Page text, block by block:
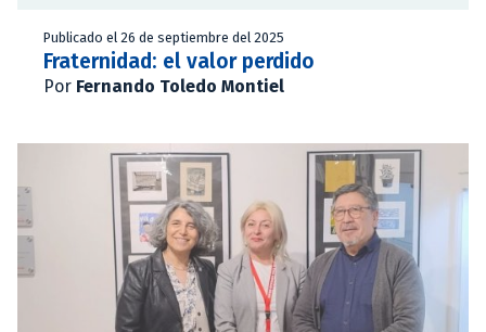
Publicado el 26 de septiembre del 2025
Fraternidad: el valor perdido
Por Fernando Toledo Montiel